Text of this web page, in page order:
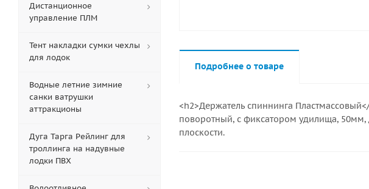
Подробнее о товаре
<h2>Держатель спиннинга
поворотный, с фиксатором удилища,
плоскости.
Дистанционное
управление ПЛМ
Тент накладки сумки чехлы
для лодок
Водные летние зимние
санки ватрушки
аттракционы
Дуга Тарга Рейлинг для
троллинга на надувные
лодки ПВХ